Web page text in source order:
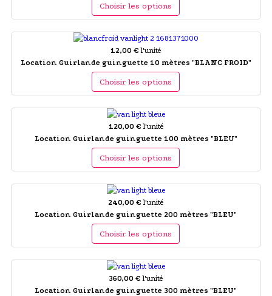
Choisir les options
12,00 € l'unité
Location Guirlande guinguette 10 mètres "BLANC FROID"
Choisir les options
120,00 € l'unité
Location Guirlande guinguette 100 mètres "BLEU"
Choisir les options
240,00 € l'unité
Location Guirlande guinguette 200 mètres "BLEU"
Choisir les options
360,00 € l'unité
Location Guirlande guinguette 300 mètres "BLEU"